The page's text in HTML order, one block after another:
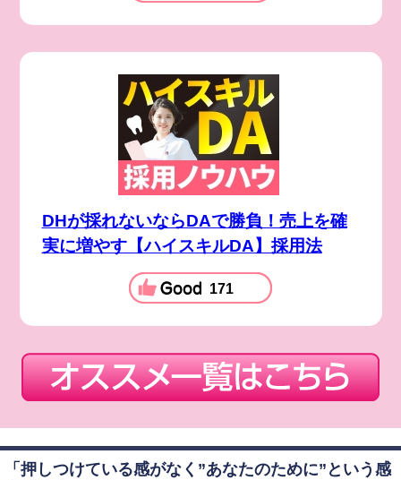
DHが採れないならDAで勝負！売上を確
実に増やす【ハイスキルDA】採用法
171
「押しつけている感がなく”あなたのために”という感